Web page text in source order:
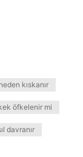
kıskanır
öfkelenir mi
davranır